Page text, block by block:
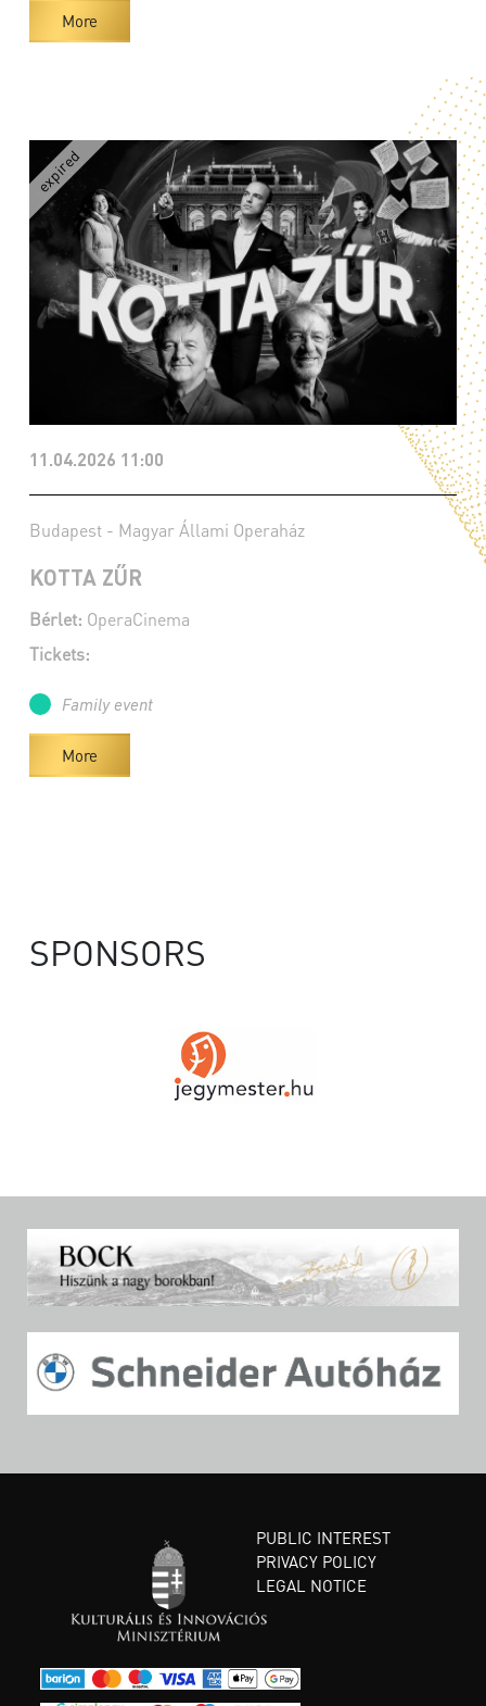
More
11.04.2026 11:00
Budapest - Magyar Állami Operaház
KOTTA ZŰR
Bérlet: OperaCinema
Tickets:
Family event
More
SPONSORS
PUBLIC INTEREST
PRIVACY POLICY
LEGAL NOTICE